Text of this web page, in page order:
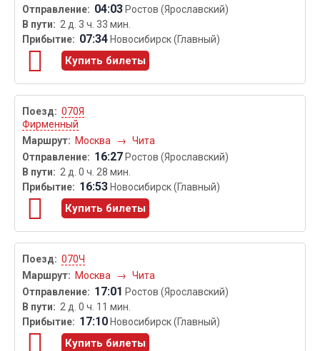
04:03 Ростов (Ярославский)
2 д. 3 ч. 33 мин.
07:34 Новосибирск (Главный)
Купить билеты
070Я
Фирменный
Москва
→ Чита
16:27 Ростов (Ярославский)
2 д. 0 ч. 28 мин.
16:53 Новосибирск (Главный)
Купить билеты
070Ч
Москва
→ Чита
17:01 Ростов (Ярославский)
2 д. 0 ч. 11 мин.
17:10 Новосибирск (Главный)
Купить билеты